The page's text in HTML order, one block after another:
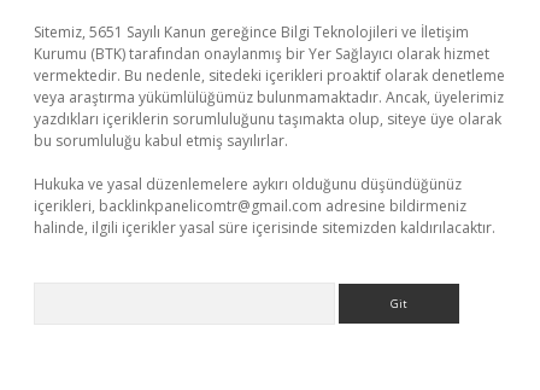
Sitemiz, 5651 Sayılı Kanun gereğince Bilgi Teknolojileri ve İletişim
Kurumu (BTK) tarafından onaylanmış bir Yer Sağlayıcı olarak hizmet
vermektedir. Bu nedenle, sitedeki içerikleri proaktif olarak denetleme
veya araştırma yükümlülüğümüz bulunmamaktadır. Ancak, üyelerimiz
yazdıkları içeriklerin sorumluluğunu taşımakta olup, siteye üye olarak
bu sorumluluğu kabul etmiş sayılırlar.
Hukuka ve yasal düzenlemelere aykırı olduğunu düşündüğünüz
içerikleri, backlinkpanelicomtr@gmail.com adresine bildirmeniz
halinde, ilgili içerikler yasal süre içerisinde sitemizden kaldırılacaktır.